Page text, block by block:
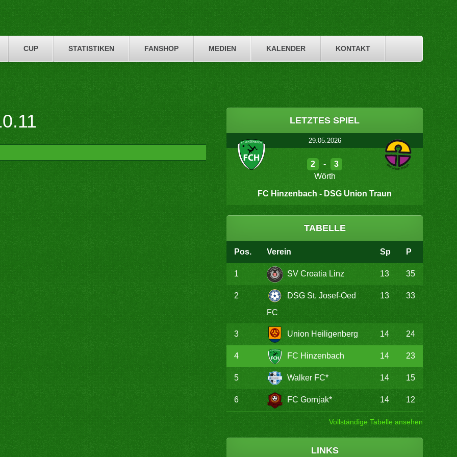
CUP STATISTIKEN FANSHOP MEDIEN KALENDER KONTAKT
LETZTES SPIEL
29.05.2026
2 -
3
Wörth
FC Hinzenbach - DSG Union Traun
TABELLE
Pos. Verein Sp P
1 SV Croatia Linz 13 35
2
DSG St. Josef-Oed
FC
13 33
3 Union Heiligenberg 14 24
4 FC Hinzenbach 14 23
5 Walker FC* 14 15
6 FC Gornjak* 14 12
Vollständige Tabelle ansehen
LINKS